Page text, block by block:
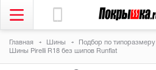
Главная Шины Подбор по типоразмеру
Шины Pirelli R18 без шипов Runflat